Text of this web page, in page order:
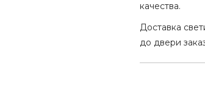
качества.
Доставка
до двери